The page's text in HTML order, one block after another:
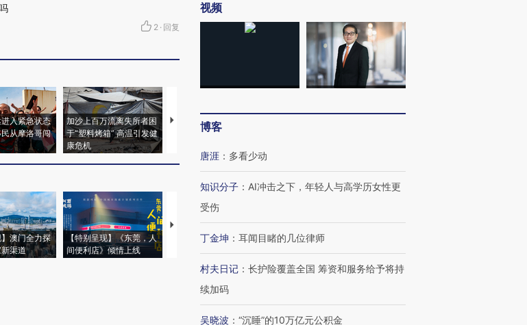
2 · 回复
入紧急状态
从摩洛哥闯
加沙上百万流离失所者困
于“塑料烤箱” 高温引发健
康危机
视线｜HYROX的吸金
术：是什么让中产们甘
澳门全力探
渠道
【特别呈现】《东莞，人
间便利店》倾情上线
【推广】走进第四届链博
会，让数智科技“链”接产
【特别呈现】寻找100种
【商旅对话】华住集团
视频
博客
唐涯 ： 多看少动
知识分子 ： AI冲击之下，年轻人与高学历女性更
受伤
丁金坤 ： 耳闻目睹的几位律师
村夫日记 ： 长护险覆盖全国 筹资和服务给予将持
续加码
吴晓波 ： “沉睡”的10万亿元公积金